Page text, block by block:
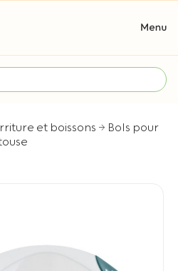
et boissons
Bols pour